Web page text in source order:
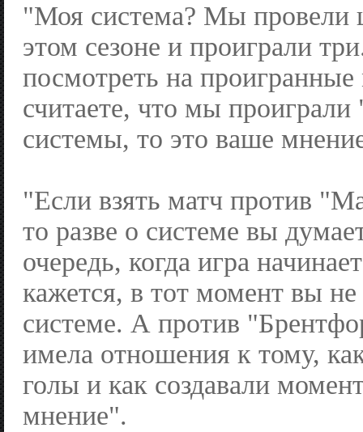
"Моя система? Мы провели
этом сезоне и проиграли
посмотреть на
считаете, что мы
системы, то это ваше
"Если взять матч против
то разве о системе вы
очередь, когда игра
кажется, в тот момент вы не
системе. А против
имела отношения к тому,
голы и как создавали
мнение".